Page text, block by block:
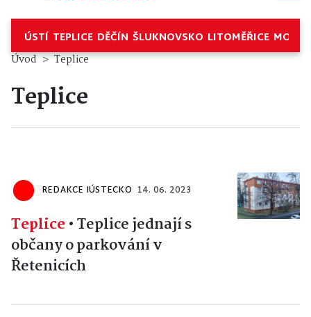
ÚSTÍ TEPLICE DĚČÍN ŠLUKNOVSKO LITOMĚŘICE
Úvod Teplice
Teplice
REDAKCE IÚSTECKO 14. 06. 2023
Teplice •Teplice jednají s
občany o parkování v
Řetenicích